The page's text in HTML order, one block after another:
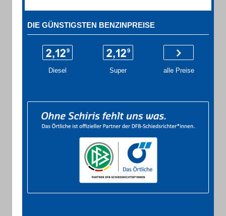
DIE GÜNSTIGSTEN BENZINPREISE
Diesel Super alle Preise